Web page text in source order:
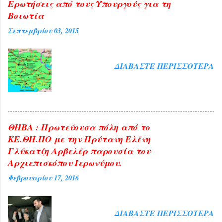
Ερωτήσεις από τους Υπουργούς για τη
Βοιωτία
Σεπτεμβρίου 03, 2015
ΔΙΑΒΆΣΤΕ ΠΕΡΙΣΣΌΤΕΡΑ
ΘΗΒΑ : Πρωτεύουσα πόλη από το
ΚΕ.ΘΗ.ΠΟ με την Πρύτανη Ελένη
Γλύκατζη Αρβελέρ παρουσία του
Αρχιεπισκόπου Ιερωνύμου.
Φεβρουαρίου 17, 2016
ΔΙΑΒΆΣΤΕ ΠΕΡΙΣΣΌΤΕΡΑ